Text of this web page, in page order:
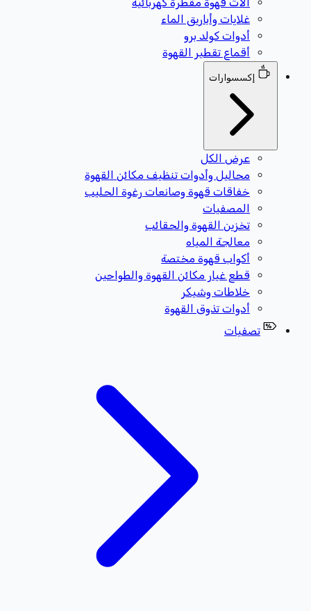
غلايات وأباريق الماء
أدوات كولد برو
أقماع تقطير القهوة
إكسسوارات
عرض الكل
محاليل وأدوات تنظيف مكائن القهوة
خفاقات قهوة وصانعات رغوة الحليب
المصفيات
تخزين القهوة والحقائب
معالجة المياه
أكواب قهوة مختصة
قطع غيار مكائن القهوة والطواحين
خلاطات وشيكر
أدوات تذوق القهوة
تصفيات